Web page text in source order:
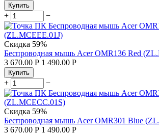
Купить
+ −
Скидка 59%
Беспроводная мышь Acer OMR136 Red
3 670.00 Р 1 490.00 Р
Купить
+ −
Скидка 59%
Беспроводная мышь Acer OMR301 Blue
3 670.00 Р 1 490.00 Р